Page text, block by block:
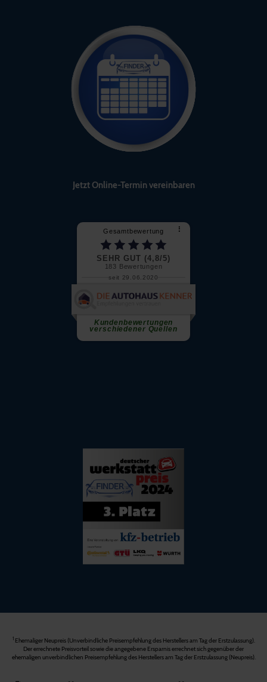
Jetzt Online-Termin vereinbaren
1Ehemaliger Neupreis (Unverbindliche Preisempfehlung des Herstellers am Tag der Erstzulassung).
Der errechnete Preisvorteil sowie die angegebene Ersparnis errechnet sich gegenüber der
ehemaligen unverbindlichen Preisempfehlung des Herstellers am Tag der Erstzulassung (Neupreis).